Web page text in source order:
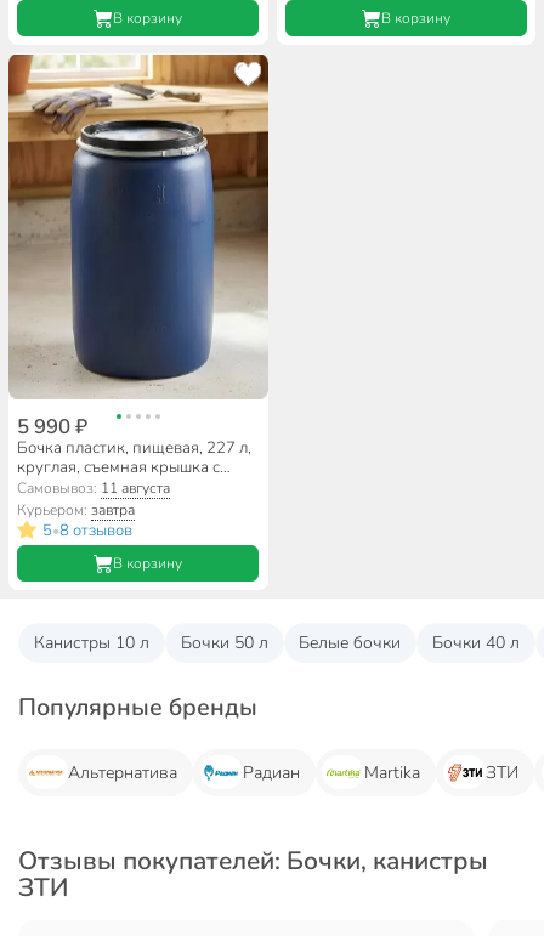
В корзину В корзину
5 990 ₽
Бочка пластик, пищевая, 227 л,
круглая, съемная крышка с
металлическим хомутом,
цветная, ЗТИ
Самовывоз: 11 августа
Курьером:завтра
5•8 отзывов
В корзину
Канистры 10 л Бочки 50 л Белые бочки Бочки 40 л
Популярные бренды
Альтернатива Радиан Martika ЗТИ
Отзывы покупателей: Бочки, канистры
ЗТИ